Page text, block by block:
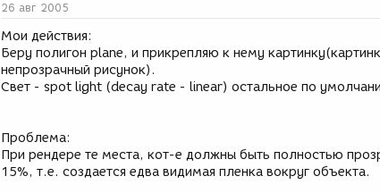
26 авг 2005
Мои действия:
Беру полигон plane, и прикрепляю к нему
непрозрачный рисунок).
Свет - spot light (decay rate - linear) остальное по
Проблема:
При рендере те места, кот-е должны быть полностью
15%, т.е. создается едва видимая пленка вокруг объекта.